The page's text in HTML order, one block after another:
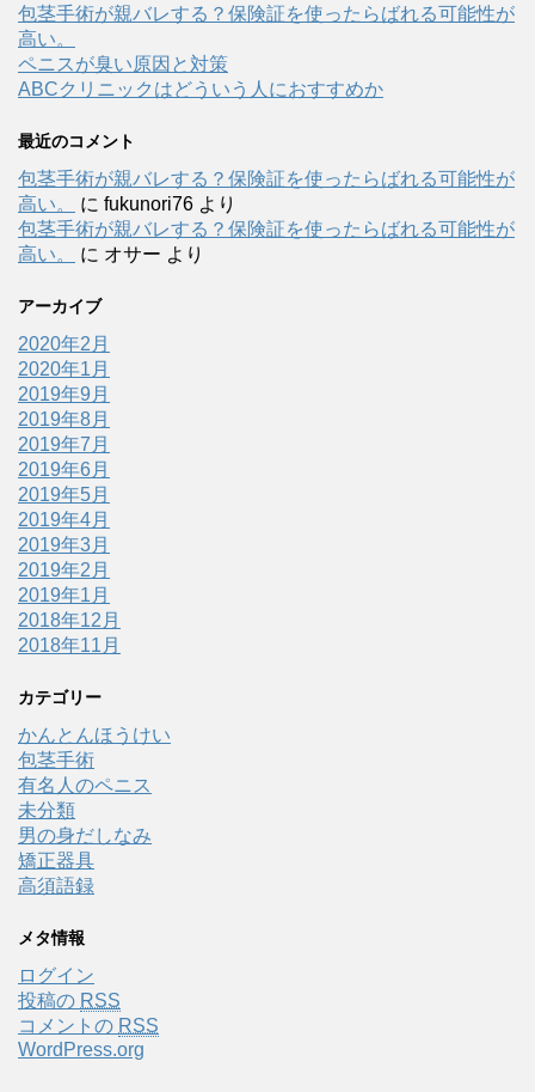
包茎手術が親バレする？保険証を使ったらばれる可能性が
高い。
ペニスが臭い原因と対策
ABCクリニックはどういう人におすすめか
最近のコメント
包茎手術が親バレする？保険証を使ったらばれる可能性が
高い。
に fukunori76 より
包茎手術が親バレする？保険証を使ったらばれる可能性が
高い。
に オサー より
アーカイブ
2020年2月
2020年1月
2019年9月
2019年8月
2019年7月
2019年6月
2019年5月
2019年4月
2019年3月
2019年2月
2019年1月
2018年12月
2018年11月
カテゴリー
かんとんほうけい
包茎手術
有名人のペニス
未分類
男の身だしなみ
矯正器具
高須語録
メタ情報
ログイン
投稿の RSS
コメントの RSS
WordPress.org